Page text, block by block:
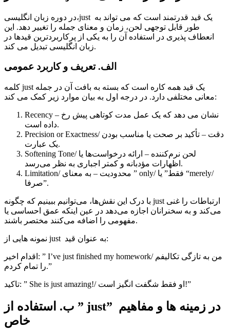
در دوره زبان انگلیسی،just یک قید قدرتمند است که می تواند به
طور قابل توجهی لحن، زمان و معنای جمله را تغییر دهد. این
انعطاف پذیری در استفاده آن را به یکی از پرکاربردترین قیدها در
زبان انگلیسی تبدیل می کند.
الف. تعریف و کاربرد عمومی
کلمه just یک قید همه کاره است که بسته به بافت آن در جمله
معانی مختلفی دارد. در درجه اول به بیان موارد زیر کمک می کند:
Recency – نشان می دهد که یک عمل مدت کوتاهی پیش رخ
داده است.
Precision or Exactness/ دقت – تأکید بر صحت یا مناسب بودن
یک عبارت.
Softening Tone/ لحن نرم‌کننده – ارائه درخواست‌ها یا
اظهارات مؤدبانه و کمتر اجباری به نظر می‌رسد.
Limitation/ محدودیت – به معنای ” only/ فقط” یا “merely/
صرفا”.
با درک این نقش‌ها، می‌توانیم ببینیم که چگونه just ارتباطات را غنی
می‌کند و به سخنرانان اجازه می‌دهد در عین اینکه عمق احساسی یا
مفهومی را اضافه می‌کنند مختصر باشند.
نمونه هایی از just به عنوان قید:
اقدام اخیر: ” I’ve just finished my homework/ من به تازگی تکالیفم
را تمام کردم.”
تاکید: ” She is just amazing!/ او فقط شگفت انگیز است!”
ب. استفاده از ” just” در زمینه ها و مفاهیم
خاص